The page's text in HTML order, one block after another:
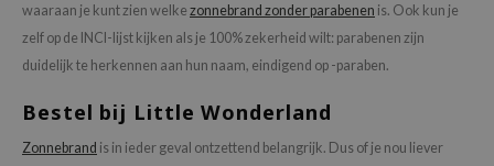
waaraan je kunt zien welke zonnebrand zonder parabenen is. Ook kun je
zelf op de INCI-lijst kijken als je 100% zekerheid wilt: parabenen zijn
duidelijk te herkennen aan hun naam, eindigend op -paraben.
Bestel bij Little Wonderland
Zonnebrand is in ieder geval ontzettend belangrijk. Dus of je nou liever